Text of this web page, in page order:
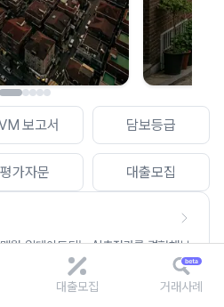
보고서 담보등급
평가자문 대출모집
월 업데이트되는 AI추정가를 경험해보
대출모집 거래사례